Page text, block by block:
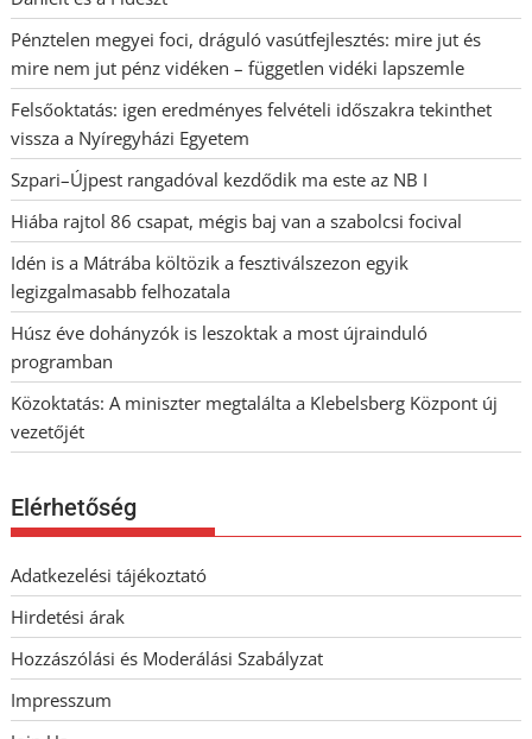
Pénztelen megyei foci, dráguló vasútfejlesztés: mire jut és
mire nem jut pénz vidéken – független vidéki lapszemle
Felsőoktatás: igen eredményes felvételi időszakra tekinthet
vissza a Nyíregyházi Egyetem
Szpari–Újpest rangadóval kezdődik ma este az NB I
Hiába rajtol 86 csapat, mégis baj van a szabolcsi focival
Idén is a Mátrába költözik a fesztiválszezon egyik
legizgalmasabb felhozatala
Húsz éve dohányzók is leszoktak a most újrainduló
programban
Közoktatás: A miniszter megtalálta a Klebelsberg Központ új
vezetőjét
Elérhetőség
Adatkezelési tájékoztató
Hirdetési árak
Hozzászólási és Moderálási Szabályzat
Impresszum